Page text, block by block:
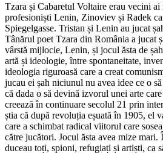
Tzara și Cabaretul Voltaire erau vecini
profesioniști Lenin, Zinoviev și Radek
Spiegelgasse. Tristan și Lenin au jucat
Tânărul poet Tzara din România a jucat
vârstă mijlocie, Lenin, și jocul ăsta de
artă și ideologie, între spontaneitate,
ideologia riguroasă care a creat
jucau ei șah niciunul nu avea idee ce o
că dada o să devină izvorul unei arte
creează în continuare secolul 21 prin
știa că după revoluția eșuată în 1905, el
care a schimbat radical viitorul care
către jucători. Jocul ăsta avea mize mari.
duceau toți, spioni, refugiați și artiști, ca